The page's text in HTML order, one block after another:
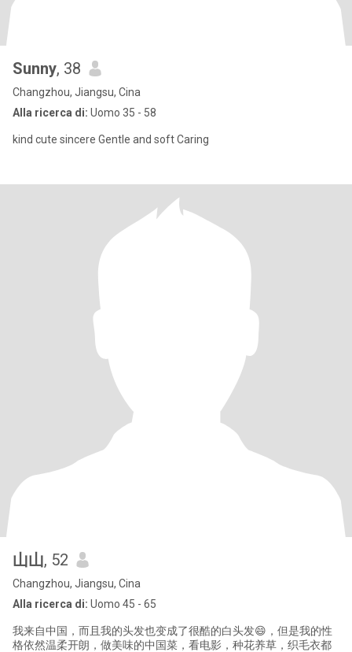
Sunny, 38
Changzhou, Jiangsu, Cina
Alla ricerca di: Uomo 35 - 58
kind cute sincere Gentle and soft Caring
山山, 52
Changzhou, Jiangsu, Cina
Alla ricerca di: Uomo 45 - 65
我来自中国，而且我的头发也变成了很酷的白头发😄，但是我的性
格依然温柔开朗，做美味的中国菜，看电影，种花养草，织毛衣都